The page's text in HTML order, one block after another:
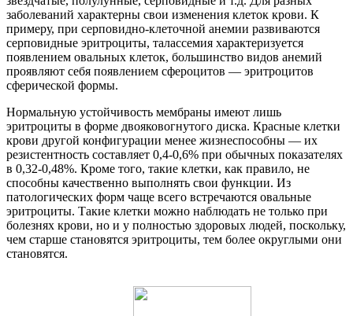
заболеваний характерны свои изменения клеток крови. К
примеру, при серповидно-клеточной анемии развиваются
серповидные эритроциты, талассемия характеризуется
появлением овальных клеток, большинство видов анемий
проявляют себя появлением сфероцитов — эритроцитов
сферической формы.
Нормальную устойчивость мембраны имеют лишь
эритроциты в форме двояковогнутого диска. Красные клетки
крови другой конфигурации менее жизнеспособны — их
резистентность составляет 0,4-0,6% при обычных показателях
в 0,32-0,48%. Кроме того, такие клетки, как правило, не
способны качественно выполнять свои функции. Из
патологических форм чаще всего встречаются овальные
эритроциты. Такие клетки можно наблюдать не только при
болезнях крови, но и у полностью здоровых людей, поскольку,
чем старше становятся эритроциты, тем более округлыми они
становятся.